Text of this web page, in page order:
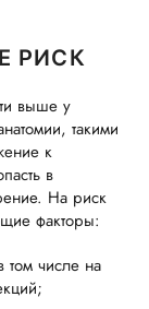
РИСК
выше у
такими
к
в
На риск
факторы:
том числе на